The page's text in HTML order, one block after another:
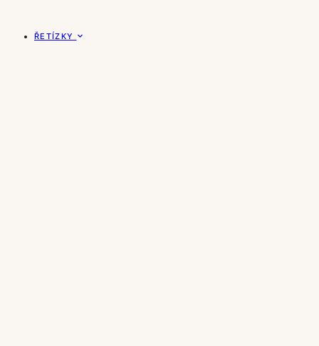
ŘETÍZKY